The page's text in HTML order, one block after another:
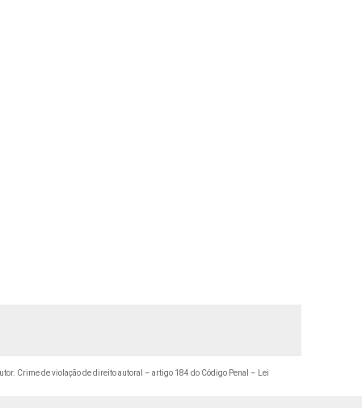
Crime de violação de direito autoral – artigo 184 do Código Penal – Lei